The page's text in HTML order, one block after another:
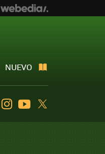
NUEVO
FlipboardInstagramYoutube